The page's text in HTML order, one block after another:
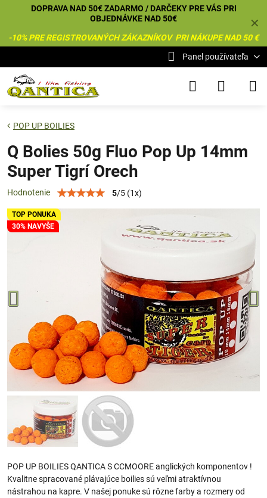
✕
DOPRAVA NAD 50€ ZADARMO / DARČEKY PRE VÁS PRI
OBJEDNÁVKE NAD 50€
-10% PRE REGISTROVANÝCH ZÁKAZNÍKOV PRI NÁKUPE NAD 50 €
Panel používateľa
TOP PONUKA
30% NAVYŠE
POP UP BOILIES
Q Bolies 50g Fluo Pop Up 14mm
Super Tigrí Orech
Hodnotenie 5/5 (1x)
POP UP BOILIES QANTICA S CCMOORE anglických komponentov !
Kvalitne spracované plávajúce boilies sú veľmi atraktívnou
nástrahou na kapre. V našej ponuke sú rôzne farby a rozmery od